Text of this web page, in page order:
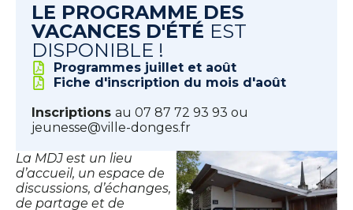
LE PROGRAMME DES
VACANCES D'ÉTÉ EST
DISPONIBLE !
Programmes juillet et août
Fiche d'inscription du mois d'août
Inscriptions au 07 87 72 93 93 ou
jeunesse@ville-donges.fr
La MDJ est un lieu
d’accueil, un espace de
discussions, d’échanges,
de partage et de